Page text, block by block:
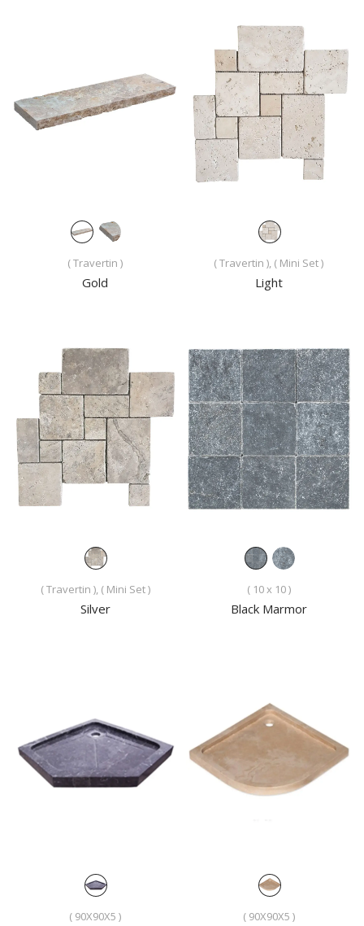
( Travertin )
Gold
( Travertin ), ( Mini Set )
Light
( Travertin ), ( Mini Set )
Silver
( 10 x 10 )
Black Marmor
( 90X90X5 ) ( 90X90X5 )